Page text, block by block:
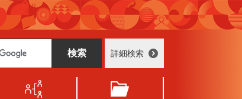
詳細検索